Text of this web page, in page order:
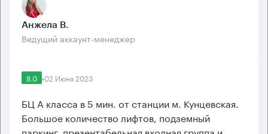
Анжела В.
Ведущий аккаунт-менеджер
8.0 •02 Июня 2023
БЦ А класса в 5 мин. от станции м. Кунцевская.
Большое количество лифтов, подземный